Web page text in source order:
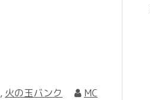
, 火の玉バンク MC